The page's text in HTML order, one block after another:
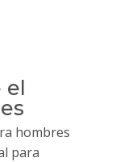
el
hombres
para